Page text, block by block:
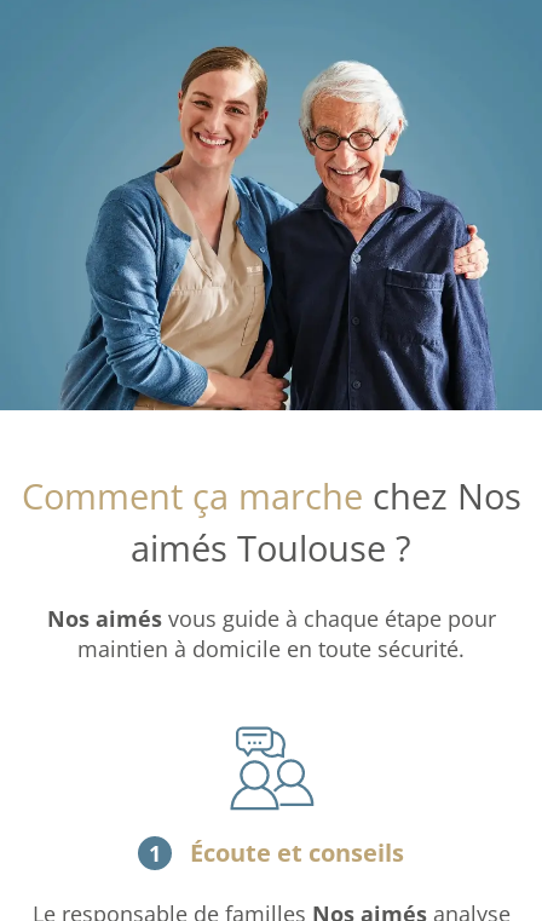
Comment ça marche chez Nos
aimés Toulouse ?
Nos aimésvous guide à chaque étape pour
maintien à domicile en toute sécurité.
1 Écoute et conseils
Le responsable de familles Nos aimésanalyse